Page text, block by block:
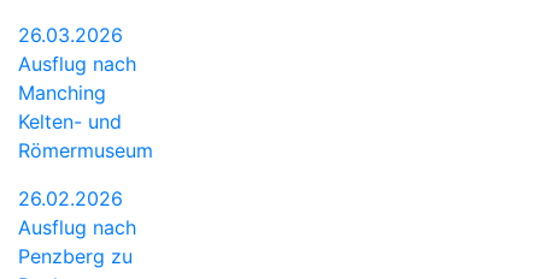
26.03.2026
Ausflug nach
Manching
Kelten- und
Römermuseum
26.02.2026
Ausflug nach
Penzberg zu